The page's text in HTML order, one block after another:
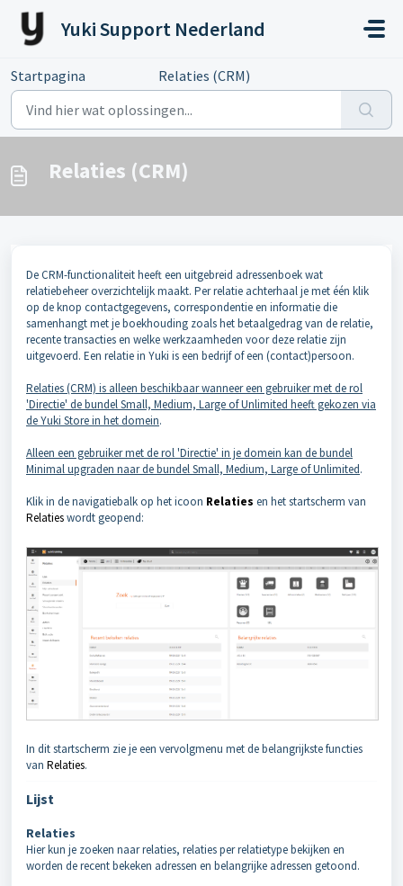
Doorgaan naar hoofdinhoud
Yuki Support Nederland
Startpagina Relaties (CRM)
Relaties (CRM)
De CRM-functionaliteit heeft een uitgebreid adressenboek wat
relatiebeheer overzichtelijk maakt. Per relatie achterhaal je met één klik
op de knop contactgegevens, correspondentie en informatie die
samenhangt met je boekhouding zoals het betaalgedrag van de relatie,
recente transacties en welke werkzaamheden voor deze relatie zijn
uitgevoerd. Een relatie in Yuki is een bedrijf of een (contact)persoon.
Relaties (CRM) is alleen beschikbaar wanneer een gebruiker met de rol
'Directie' de bundel Small, Medium, Large of Unlimited heeft gekozen via
de Yuki Store in het domein.
Alleen een gebruiker met de rol 'Directie' in je domein kan de bundel
Minimal upgraden naar de bundel Small, Medium, Large of Unlimited.
Klik in de navigatiebalk op het icoon Relaties en het startscherm van
Relatieswordt geopend:
In dit startscherm zie je een vervolgmenu met de belangrijkste functies
van Relaties.
Lijst
Relaties
Hier kun je zoeken naar relaties, relaties per relatietype bekijken en
worden de recent bekeken adressen en belangrijke adressen getoond.